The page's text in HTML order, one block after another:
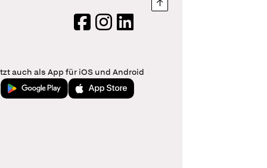
Nach oben springen
FacebookInstagram
LinkedIn
auch als App für iOS und Android
Jetzt bei Google PlayLaden im App Store